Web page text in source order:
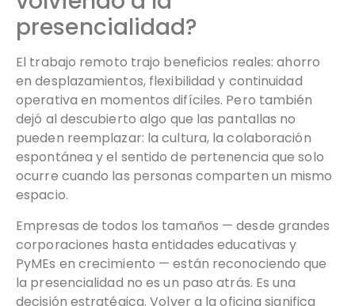
presencialidad?
El trabajo remoto trajo beneficios reales: ahorro
en desplazamientos, flexibilidad y continuidad
operativa en momentos difíciles. Pero también
dejó al descubierto algo que las pantallas no
pueden reemplazar: la cultura, la colaboración
espontánea y el sentido de pertenencia que solo
ocurre cuando las personas comparten un mismo
espacio.
Empresas de todos los tamaños — desde grandes
corporaciones hasta entidades educativas y
PyMEs en crecimiento — están reconociendo que
la presencialidad no es un paso atrás. Es una
decisión estratégica. Volver a la oficina significa